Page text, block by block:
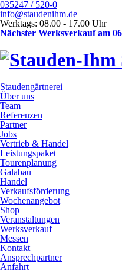
035247 / 520-0
info@staudenihm.de
Werktags: 08.00 - 17.00 Uhr
Nächster Werksverkauf am
Staudengärtnerei
Über uns
Team
Referenzen
Partner
Jobs
Vertrieb & Handel
Leistungspaket
Tourenplanung
Galabau
Handel
Verkaufsförderung
Wochenangebot
Shop
Veranstaltungen
Werksverkauf
Messen
Kontakt
Ansprechpartner
Anfahrt